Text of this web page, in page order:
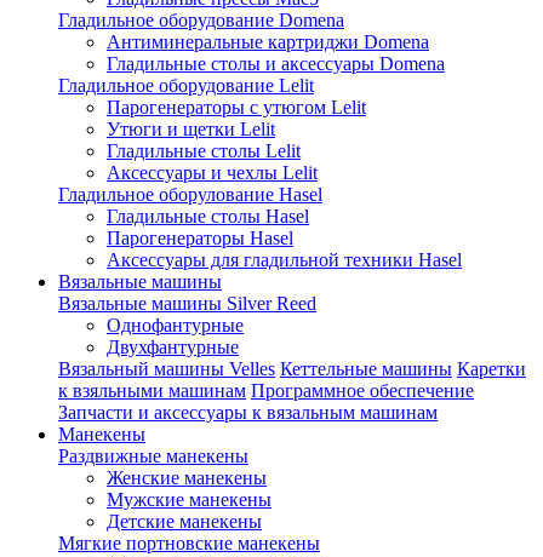
Гладильное оборудование Domena
Антиминеральные картриджи Domena
Гладильные столы и аксессуары Domena
Гладильное оборудование Lelit
Парогенераторы с утюгом Lelit
Утюги и щетки Lelit
Гладильные столы Lelit
Аксессуары и чехлы Lelit
Гладильное оборулование Hasel
Гладильные столы Hasel
Парогенераторы Hasel
Аксессуары для гладильной техники Hasel
Вязальные машины
Вязальные машины Silver Reed
Однофантурные
Двухфантурные
Вязальный машины Velles Кеттельные машины Каретки
к взяльными машинам Программное обеспечение
Запчасти и аксессуары к вязальным машинам
Манекены
Раздвижные манекены
Женские манекены
Мужские манекены
Детские манекены
Мягкие портновские манекены